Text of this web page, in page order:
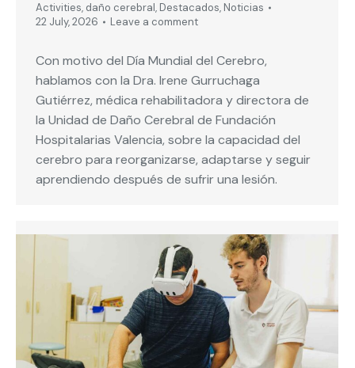
Activities, daño cerebral, Destacados, Noticias
22 July, 2026
Leave a comment
Con motivo del Día Mundial del Cerebro,
hablamos con la Dra. Irene Gurruchaga
Gutiérrez, médica rehabilitadora y directora de
la Unidad de Daño Cerebral de Fundación
Hospitalarias Valencia, sobre la capacidad del
cerebro para reorganizarse, adaptarse y seguir
aprendiendo después de sufrir una lesión.